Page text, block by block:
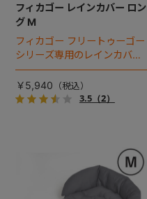
フィカゴー レインカバー ロン
グ M
フィカゴー フリートゥーゴー
シリーズ専用のレインカバ
ー。雨の日のお出かけも安
心。
￥5,940
3.5（2）